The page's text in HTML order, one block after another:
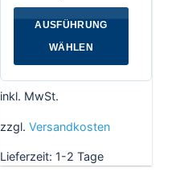
AUSFÜHRUNG
WÄHLEN
Produkt
mehrere
auf.
inkl. MwSt.
zzgl. Versandkosten
Lieferzeit: 1-2 Tage